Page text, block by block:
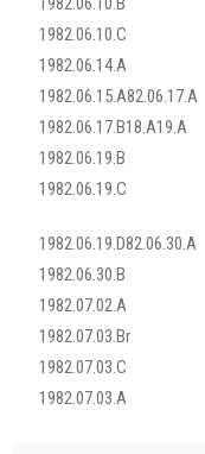
1982.06.10.C
1982.06.14.A
1982.06.15.A82.06.17.A
1982.06.17.B18.A19.A
1982.06.19.B
1982.06.19.C
1982.06.19.D82.06.30.A
1982.06.30.B
1982.07.02.A
1982.07.03.Br
1982.07.03.C
1982.07.03.A